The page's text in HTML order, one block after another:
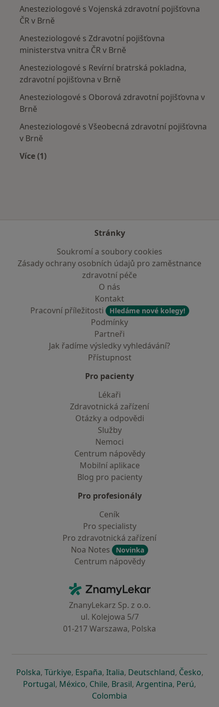
Anesteziologové s Vojenská zdravotní pojišťovna
ČR v Brně
Anesteziologové s Zdravotní pojišťovna
ministerstva vnitra ČR v Brně
Anesteziologové s Revírní bratrská pokladna,
zdravotní pojišťovna v Brně
Anesteziologové s Oborová zdravotní pojišťovna v
Brně
Anesteziologové s Všeobecná zdravotní pojišťovna
v Brně
Více (1)
Stránky
Soukromí a soubory cookies
Zásady ochrany osobních údajů pro zaměstnance
zdravotní péče
O nás
Kontakt
Pracovní příležitosti
Hledáme nové kolegy!
Podmínky
Partneři
Jak řadíme výsledky vyhledávání?
Přístupnost
Pro pacienty
Lékaři
Zdravotnická zařízení
Otázky a odpovědi
Služby
Nemoci
Centrum nápovědy
Mobilní aplikace
Blog pro pacienty
Pro profesionály
Ceník
Pro specialisty
Pro zdravotnická zařízení
Noa Notes
Novinka
Centrum nápovědy
ZnamyLekar - Hlavní stránka
ZnanyLekarz Sp. z o.o.
ul. Kolejowa 5/7
01-217 Warszawa, Polska
Polskase otevře v nové záložce
, Türkiyese otevře v nové záložce
, Españase otevře v nové záložce
, Italiase otevře v nové záložce
, Deutschlandse otevře v
, Českose
,
Portugalse otevře v nové záložce
, Méxicose otevře v nové záložce
, Chilese otevře v nové záložce
, Brasilse otevře v nové
, Argentinase otevře v
, Perúse
,
Colombia